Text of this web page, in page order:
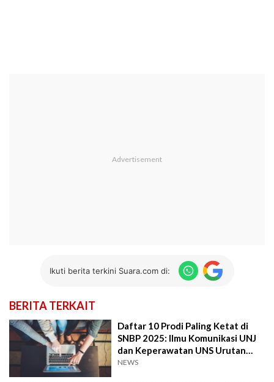
Ikuti berita terkini Suara.com di:
BERITA TERKAIT
Daftar 10 Prodi Paling Ketat di
SNBP 2025: Ilmu Komunikasi UNJ
dan Keperawatan UNS Urutan
Pertama
NEWS